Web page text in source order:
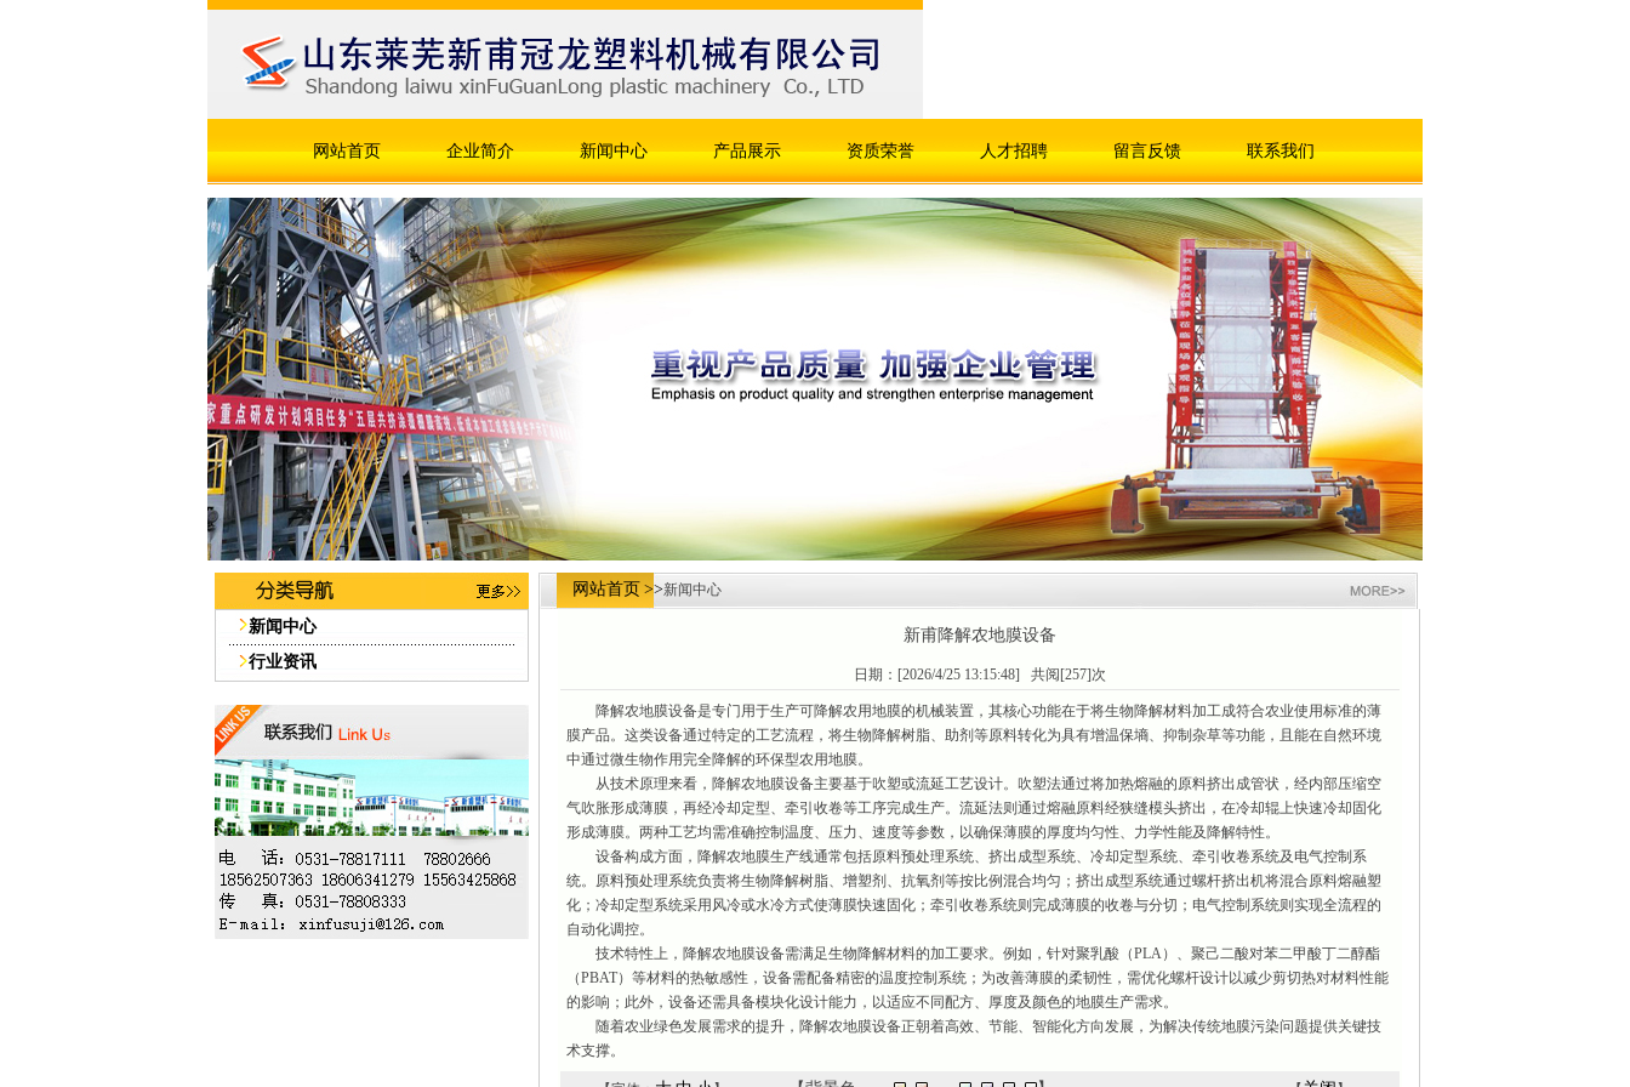
网站首页 企业简介 新闻中心 产品展示 资质荣誉 人才招聘 留言反馈 联系我们
新闻中心
行业资讯
网站首页 >>新闻中心
新甫降解农地膜设备
日期：[2026/4/25 13:15:48] 共阅[257]次
降解农地膜设备是专门用于生产可降解农用地膜的机械装置，其核心功能在于将生物降解材料加工成符合农业使用标准的薄
膜产品。这类设备通过特定的工艺流程，将生物降解树脂、助剂等原料转化为具有增温保墒、抑制杂草等功能，且能在自然环境
中通过微生物作用完全降解的环保型农用地膜。
从技术原理来看，降解农地膜设备主要基于吹塑或流延工艺设计。吹塑法通过将加热熔融的原料挤出成管状，经内部压缩空
气吹胀形成薄膜，再经冷却定型、牵引收卷等工序完成生产。流延法则通过熔融原料经狭缝模头挤出，在冷却辊上快速冷却固化
形成薄膜。两种工艺均需准确控制温度、压力、速度等参数，以确保薄膜的厚度均匀性、力学性能及降解特性。
设备构成方面，降解农地膜生产线通常包括原料预处理系统、挤出成型系统、冷却定型系统、牵引收卷系统及电气控制系
统。原料预处理系统负责将生物降解树脂、增塑剂、抗氧剂等按比例混合均匀；挤出成型系统通过螺杆挤出机将混合原料熔融塑
化；冷却定型系统采用风冷或水冷方式使薄膜快速固化；牵引收卷系统则完成薄膜的收卷与分切；电气控制系统则实现全流程的
自动化调控。
技术特性上，降解农地膜设备需满足生物降解材料的加工要求。例如，针对聚乳酸（PLA）、聚己二酸对苯二甲酸丁二醇酯
（PBAT）等材料的热敏感性，设备需配备精密的温度控制系统；为改善薄膜的柔韧性，需优化螺杆设计以减少剪切热对材料性能
的影响；此外，设备还需具备模块化设计能力，以适应不同配方、厚度及颜色的地膜生产需求。
随着农业绿色发展需求的提升，降解农地膜设备正朝着高效、节能、智能化方向发展，为解决传统地膜污染问题提供关键技
术支撑。